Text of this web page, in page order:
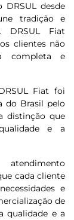
desde
tradição e
DRSUL Fiat
clientes não
completa e
Fiat foi
do Brasil pelo
distinção que
e a
cada cliente
e
de
qualidade e a